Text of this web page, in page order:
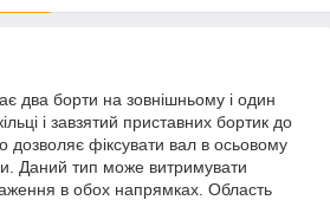
два борти на зовнішньому і один
і завзятий приставних бортик до
дозволяє фіксувати вал в осьовому
Даний тип може витримувати
в обох напрямках. Область